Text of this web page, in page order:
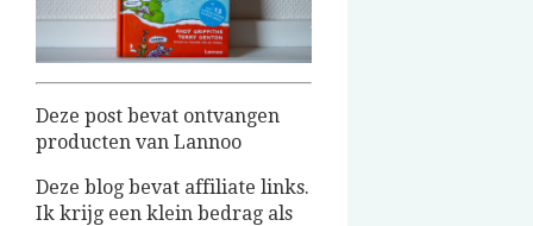
Deze post bevat ontvangen
producten van Lannoo
Deze blog bevat affiliate links.
Ik krijg een klein bedrag als